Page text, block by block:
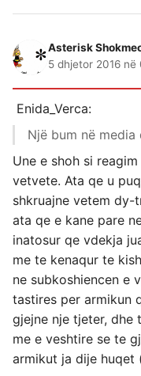
Asterisk
5 dhjetor 2016 në
Enida_Verca:
Një bum në
Une e shoh si
vetvete. Ata qe u
shkruajne vetem dy-
ata qe e kane pare
inatosur qe vdekja
me te kenaqur te
ne subkoshiencen e
tastires per armikun
gjejne nje tjeter, dhe
me e veshtire se te
armikut ja dije huqet